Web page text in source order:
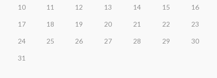
10 11 12 13 14 15 16
17 18 19 20 21 22 23
24 25 26 27 28 29 30
31